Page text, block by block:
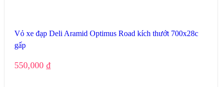
Vỏ xe đạp Deli Aramid Optimus Road kích thướt 700x28c
gấp
550,000 ₫